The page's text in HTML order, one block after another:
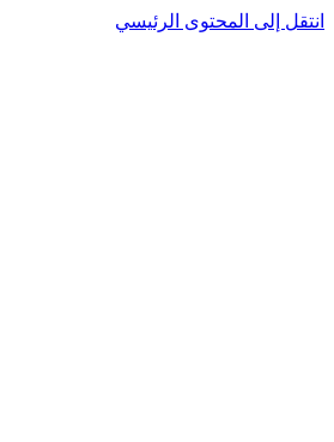
انتقل إلى المحتوى الرئيسي